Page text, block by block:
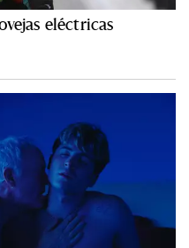
eléctricas